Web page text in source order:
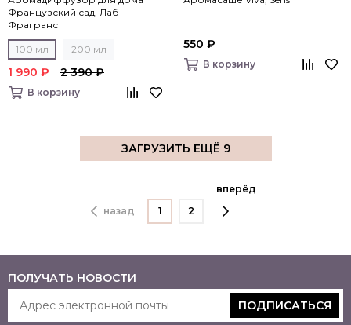
Французский сад, Лаб
Фрагранс
100 мл 200 мл
1 990 ₽ 2 390 ₽
В корзину
550 ₽
В корзину
ЗАГРУЗИТЬ ЕЩЁ 9
назад 1 2
вперёд
ПОЛУЧАТЬ НОВОСТИ
ПОДПИСАТЬСЯ